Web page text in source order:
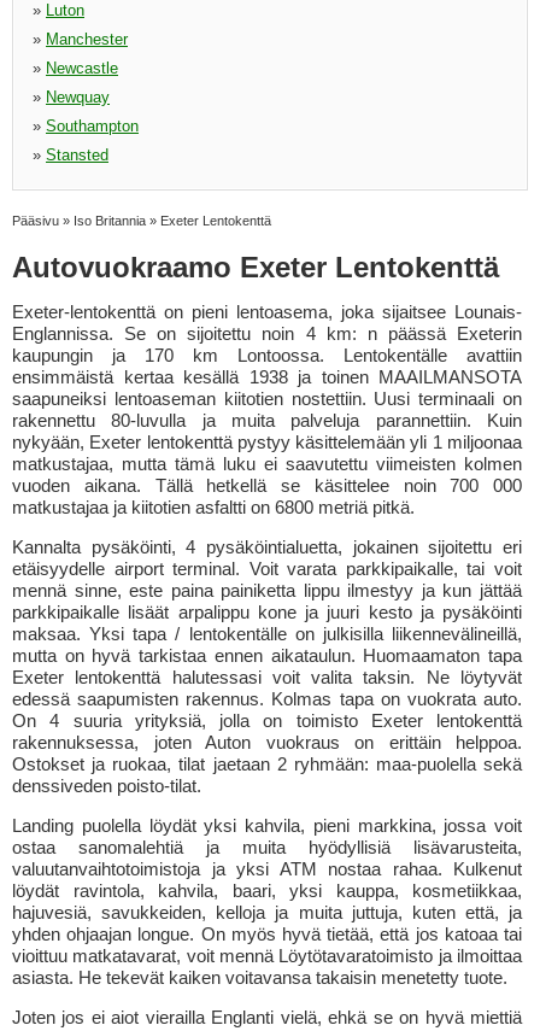
» Luton
» Manchester
» Newcastle
» Newquay
» Southampton
» Stansted
Pääsivu » Iso Britannia » Exeter Lentokenttä
Autovuokraamo Exeter Lentokenttä
Exeter-lentokenttä on pieni lentoasema, joka sijaitsee Lounais-
Englannissa. Se on sijoitettu noin 4 km: n päässä Exeterin
kaupungin ja 170 km Lontoossa. Lentokentälle avattiin
ensimmäistä kertaa kesällä 1938 ja toinen MAAILMANSOTA
saapuneiksi lentoaseman kiitotien nostettiin. Uusi terminaali on
rakennettu 80-luvulla ja muita palveluja parannettiin. Kuin
nykyään, Exeter lentokenttä pystyy käsittelemään yli 1 miljoonaa
matkustajaa, mutta tämä luku ei saavutettu viimeisten kolmen
vuoden aikana. Tällä hetkellä se käsittelee noin 700 000
matkustajaa ja kiitotien asfaltti on 6800 metriä pitkä.
Kannalta pysäköinti, 4 pysäköintialuetta, jokainen sijoitettu eri
etäisyydelle airport terminal. Voit varata parkkipaikalle, tai voit
mennä sinne, este paina painiketta lippu ilmestyy ja kun jättää
parkkipaikalle lisäät arpalippu kone ja juuri kesto ja pysäköinti
maksaa. Yksi tapa / lentokentälle on julkisilla liikennevälineillä,
mutta on hyvä tarkistaa ennen aikataulun. Huomaamaton tapa
Exeter lentokenttä halutessasi voit valita taksin. Ne löytyvät
edessä saapumisten rakennus. Kolmas tapa on vuokrata auto.
On 4 suuria yrityksiä, jolla on toimisto Exeter lentokenttä
rakennuksessa, joten Auton vuokraus on erittäin helppoa.
Ostokset ja ruokaa, tilat jaetaan 2 ryhmään: maa-puolella sekä
denssiveden poisto-tilat.
Landing puolella löydät yksi kahvila, pieni markkina, jossa voit
ostaa sanomalehtiä ja muita hyödyllisiä lisävarusteita,
valuutanvaihtotoimistoja ja yksi ATM nostaa rahaa. Kulkenut
löydät ravintola, kahvila, baari, yksi kauppa, kosmetiikkaa,
hajuvesiä, savukkeiden, kelloja ja muita juttuja, kuten että, ja
yhden ohjaajan longue. On myös hyvä tietää, että jos katoaa tai
vioittuu matkatavarat, voit mennä Löytötavaratoimisto ja ilmoittaa
asiasta. He tekevät kaiken voitavansa takaisin menetetty tuote.
Joten jos ei aiot vierailla Englanti vielä, ehkä se on hyvä miettiä